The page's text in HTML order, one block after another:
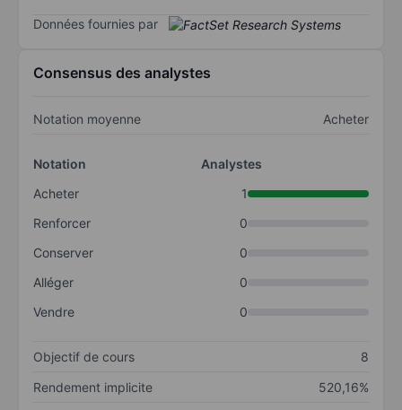
Données fournies par
Consensus des analystes
Notation moyenne Acheter
Notation
Analystes
Acheter
1
Renforcer
0
Conserver
0
Alléger
0
Vendre
0
Objectif de cours
8
Rendement implicite
520,16%